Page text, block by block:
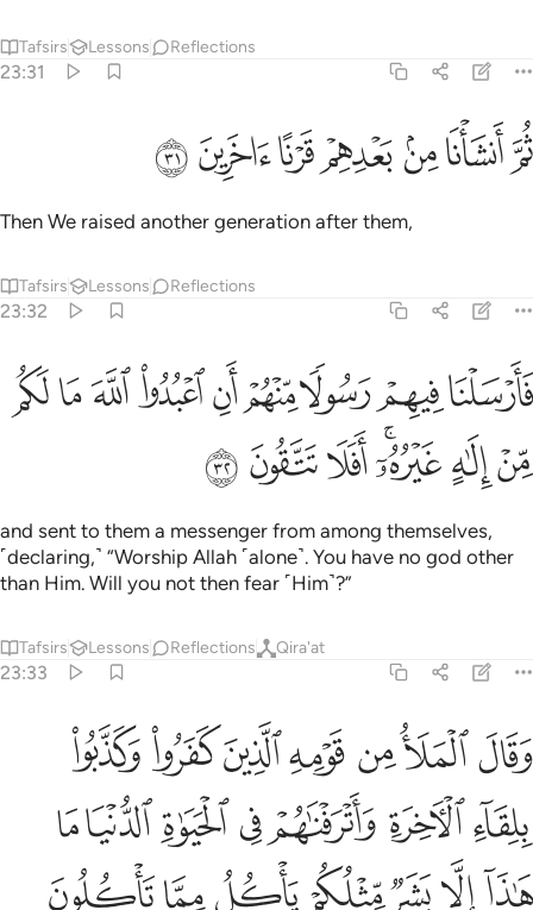
Tafsirs Lessons Reflections
23:31
ثم انشانا من بعدهم قرنا اخرين ٣١
ثُمَّ أَنشَأْنَا مِنۢ بَعْدِهِمْ قَرْنًا ءَاخَرِينَ ٣١
ﱢﱣﱤﱥﱦﱧﱨ
Then We raised another generation after them,
Tafsirs Lessons Reflections
23:32
فارسلنا فيهم رسولا منهم ان اعبدوا الله ما لكم من الاه غيره افلا تتقون
فَأَرْسَلْنَا فِيهِمْ رَسُولًۭا مِّنْهُمْ أَنِ ٱعْبُدُوا۟ ٱللَّهَ مَا لَكُم مِّنْ إِلَـٰهٍ غَيْرُهُۥٓ ۖ أَفَلَا
ﱩﱪﱫﱬﱭﱮﱯﱰﱱ
ﱲﱳﱴﱵﱶﱷﱸ
and sent to them a messenger from among themselves,
˹declaring,˺ “Worship Allah ˹alone˺. You have no god other
than Him. Will you not then fear ˹Him˺?”
Tafsirs Lessons Reflections Qira'at
23:33
وقال الملا من قومه الذين كفروا وكذبوا بلقاء الاخرة واترفناهم في
وَقَالَ ٱلْمَلَأُ مِن قَوْمِهِ ٱلَّذِينَ كَفَرُوا۟ وَكَذَّبُوا۟ بِلِقَآءِ ٱلْـَٔاخِرَةِ
ﱹﱺﱻﱼﱽﱾﱿ
ﲀﲁﲂﲃﲄﲅﲆ
ﲇﲈﲉﲊﲋﲌﲍ